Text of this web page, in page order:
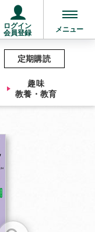
ログイン
会員登録
メニュー
趣味
教養・教育
定期購読